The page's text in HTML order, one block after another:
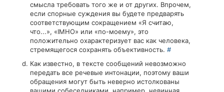
смысла требовать того же и от других. Впрочем,
если спорные суждения вы будете предварять
соответствующим сокращением «Я считаю,
что...», «IMHO» или «по-моему», это
положительно охарактеризует вас как человека,
стремящегося сохранять объективность. #
Как известно, в тексте сообщений невозможно
передать все речевые интонации, поэтому ваши
обращения могут быть неверно истолкованы